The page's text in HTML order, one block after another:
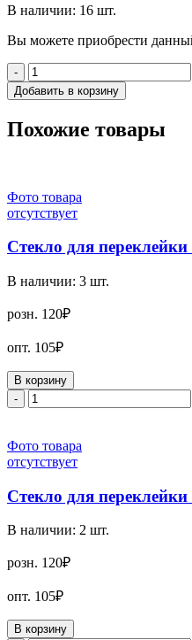
В наличии: 16 шт.
Вы можете приобрести
-
Добавить в корзину
Похожие товары
Фото товара
отсутствует
Стекло для
В наличии: 3 шт.
розн. 120₽
опт. 105₽
В корзину
-
Фото товара
отсутствует
Стекло для
В наличии: 2 шт.
розн. 120₽
опт. 105₽
В корзину